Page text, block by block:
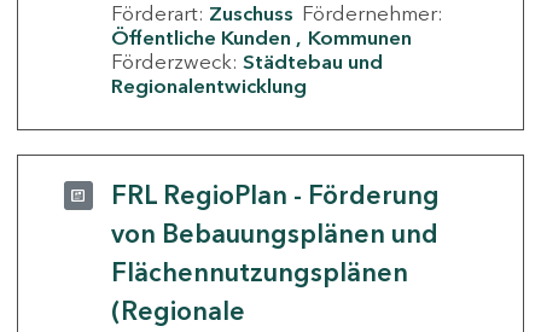
Förderart: Zuschuss Fördernehmer:
Öffentliche Kunden
Kommunen
Förderzweck: Städtebau und
Regionalentwicklung
FRL RegioPlan - Förderung
von Bebauungsplänen und
Flächennutzungsplänen
(Regionale